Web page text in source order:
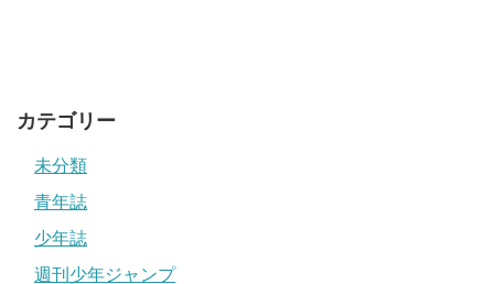
カテゴリー
未分類
青年誌
少年誌
週刊少年ジャンプ